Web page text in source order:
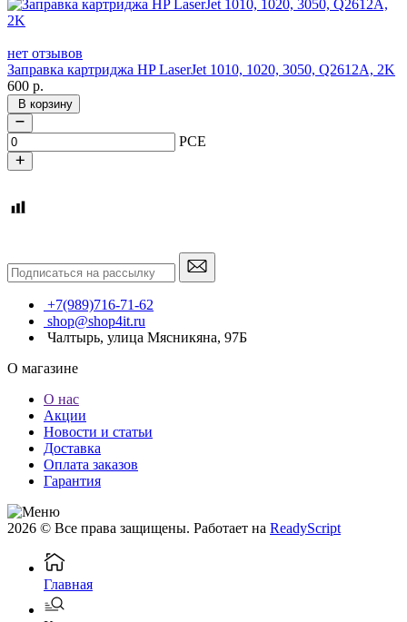
нет отзывов
Заправка картриджа HP LaserJet 1010, 1020, 3050, Q2612A, 2K
600 р.
В корзину
PCE
+7(989)716-71-62
shop@shop4it.ru
Чалтырь, улица Мясникяна, 97Б
О магазине
О нас
Акции
Новости и статьи
Доставка
Оплата заказов
Гарантия
2026 © Все права защищены. Работает на ReadyScript
Главная